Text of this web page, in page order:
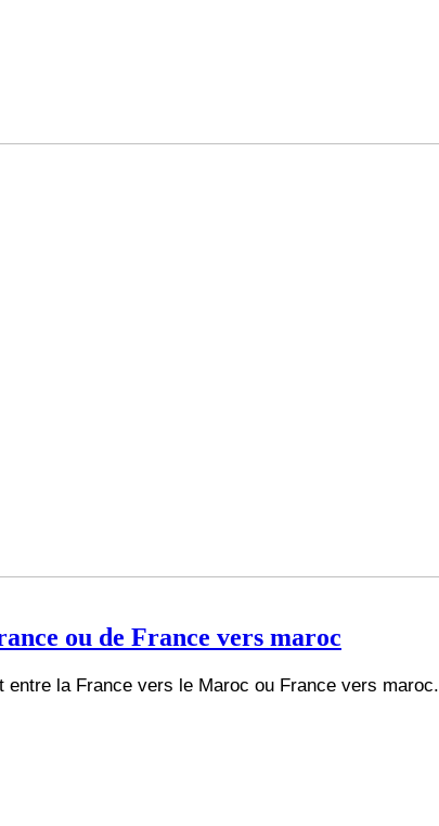
ou de France vers maroc
la France vers le Maroc ou France vers maroc.